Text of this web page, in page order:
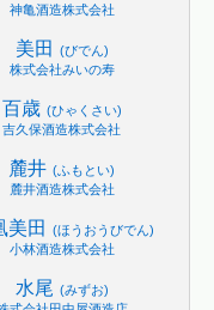
神亀酒造株式会社
美田
(びでん)
株式会社みいの寿
百歳 (ひゃくさい)
吉久保酒造株式会社
麓井 (ふもとい)
麓井酒造株式会社
美田
(ほうおうびでん)
小林酒造株式会社
水尾 (みずお)